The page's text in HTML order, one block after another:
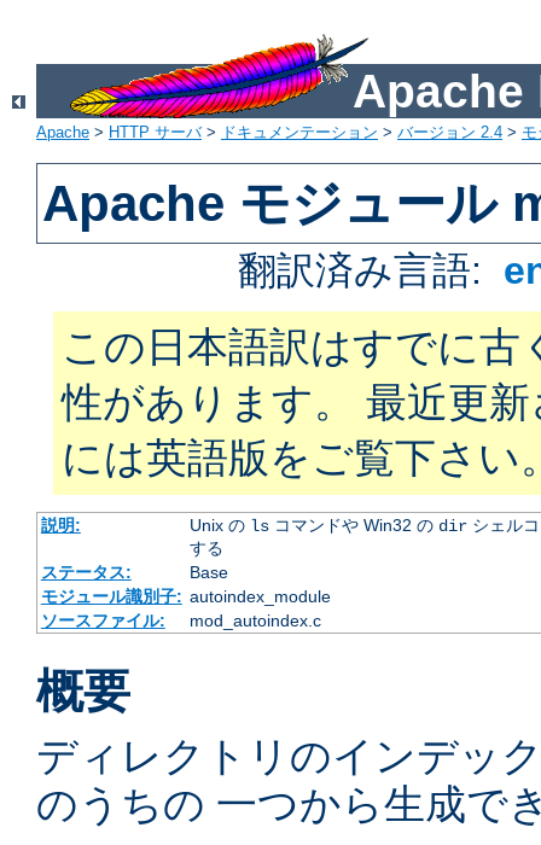
Apache
Apache > HTTP サーバ> ドキュメンテーション > バージョン 2.4 >
Apache モジュール
翻訳済み言語:
この日本語訳はすでに古
性があります。 最近更
には英語版をご覧下さい
説明: Unix の lsコマンドや Win32 の dirシェルコ
する
ステータス:
Base
モジュール識別子: autoindex_module
ソースファイル:
mod_autoindex.c
概要
ディレクトリのインデッ
のうちの 一つから生成で